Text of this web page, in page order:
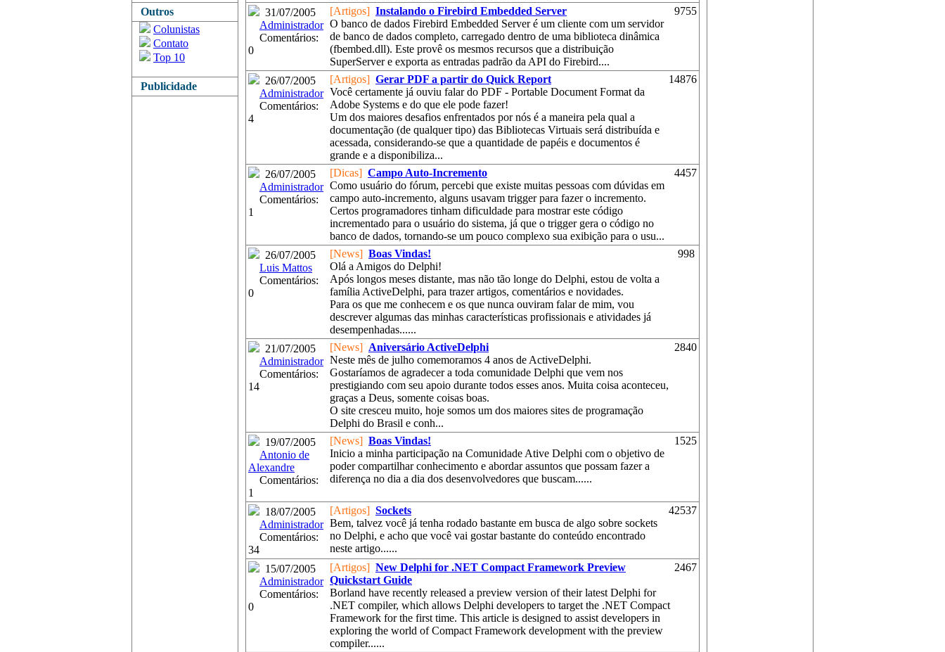
Outros
Colunistas
Contato
Top 10
Publicidade
31/07/2005
Administrador
Comentários:
0
[Artigos] Instalando o Firebird Embedded Server
O banco de dados Firebird Embedded Server é um cliente com um servidor
de banco de dados completo, carregado dentro de uma biblioteca dinâmica
(fbembed.dll). Este provê os mesmos recursos que a distribuição
SuperServer e exporta as entradas padrão da API do Firebird....
9755
26/07/2005
Administrador
Comentários:
4
[Artigos] Gerar PDF a partir do Quick Report
Você certamente já ouviu falar do PDF - Portable Document Format da
Adobe Systems e do que ele pode fazer!
Um dos maiores desafios enfrentados por nós é a maneira pela qual a
documentação (de qualquer tipo) das Bibliotecas Virtuais será distribuída e
acessada, considerando-se que a quantidade de papéis e documentos é
grande e a disponibiliza...
14876
26/07/2005
Administrador
Comentários:
1
[Dicas] Campo Auto-Incremento
Como usuário do fórum, percebi que existe muitas pessoas com dúvidas em
campo auto-incremento, alguns usavam trigger para fazer o incremento.
Certos programadores tinham dificuldade para mostrar este código
incrementado para o usuário do sistema, já que o trigger gera o código no
banco de dados, tornando-se um pouco complexo sua exibição para o usu...
4457
26/07/2005
Luis Mattos
Comentários:
0
[News] Boas Vindas!
Olá a Amigos do Delphi!
Após longos meses distante, mas não tão longe do Delphi, estou de volta a
família ActiveDelphi, para trazer artigos, comentários e novidades.
Para os que me conhecem e os que nunca ouviram falar de mim, vou
descrever algumas das minhas características profissionais e atividades já
desempenhadas......
998
21/07/2005
Administrador
Comentários:
14
[News] Aniversário ActiveDelphi
Neste mês de julho comemoramos 4 anos de ActiveDelphi.
Gostaríamos de agradecer a toda comunidade Delphi que vem nos
prestigiando com seu apoio durante todos esses anos. Muita coisa aconteceu,
graças a Deus, somente coisas boas.
O site cresceu muito, hoje somos um dos maiores sites de programação
Delphi do Brasil e conh...
2840
19/07/2005
Antonio de
Alexandre
Comentários:
1
[News] Boas Vindas!
Inicio a minha participação na Comunidade Ative Delphi com o objetivo de
poder compartilhar conhecimento e abordar assuntos que possam fazer a
diferença no dia a dia dos desenvolvedores que buscam......
1525
18/07/2005
Administrador
Comentários:
34
[Artigos] Sockets
Bem, talvez você já tenha rodado bastante em busca de algo sobre sockets
no Delphi, e acho que você vai gostar bastante do conteúdo encontrado
neste artigo......
42537
15/07/2005
Administrador
Comentários:
0
[Artigos] New Delphi for .NET Compact Framework Preview
Quickstart Guide
Borland have recently released a preview version of their latest Delphi for
.NET compiler, which allows Delphi developers to target the .NET Compact
Framework for the first time. This article is designed to assist developers in
exploring the world of Compact Framework development with the preview
compiler......
2467